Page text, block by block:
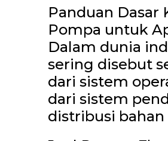
Panduan Dasar
Pompa untuk
Dalam dunia
sering disebut
dari sistem
dari sistem
distribusi bahan